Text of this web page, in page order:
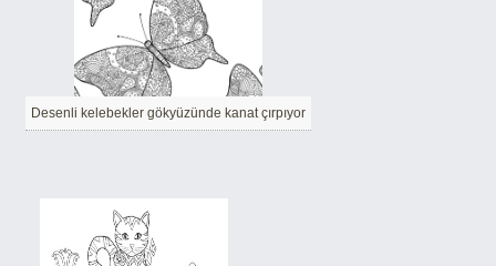
Desenli kelebekler gökyüzünde kanat çırpıyor